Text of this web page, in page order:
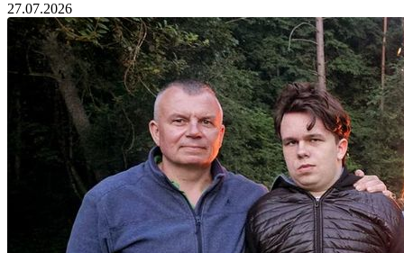
27.07.2026